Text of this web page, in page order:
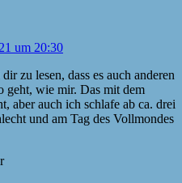
um 20:30
zu lesen, dass es auch anderen
geht, wie mir. Das mit dem
aber auch ich schlafe ab ca. drei
und am Tag des Vollmondes